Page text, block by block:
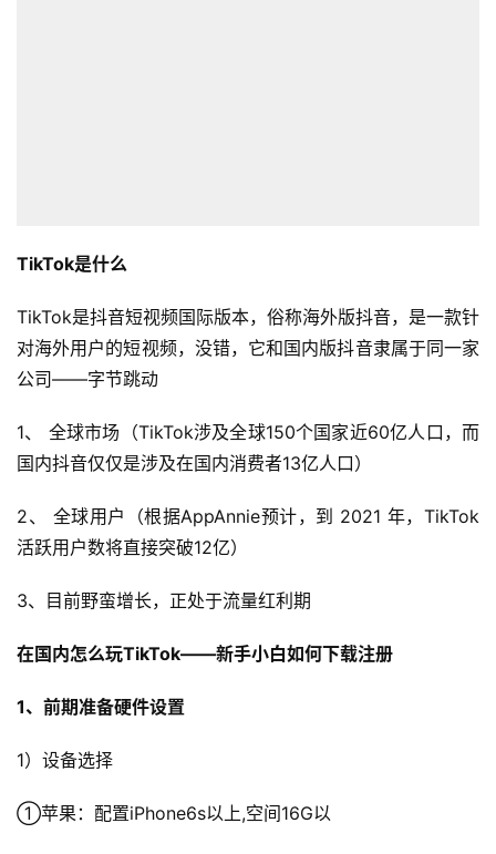
TikTok是什么
TikTok是抖音短视频国际版本，俗称海外版抖音，是一款针
对海外用户的短视频，没错，它和国内版抖音隶属于同一家
公司——字节跳动
1、 全球市场（TikTok涉及全球150个国家近60亿人口，而
国内抖音仅仅是涉及在国内消费者13亿人口）
2、 全球用户（根据AppAnnie预计，到 2021 年，TikTok
活跃用户数将直接突破12亿）
3、目前野蛮增长，正处于流量红利期
在国内怎么玩TikTok——新手小白如何下载注册
1、前期准备硬件设置
1）设备选择
①苹果：配置iPhone6s以上,空间16G以